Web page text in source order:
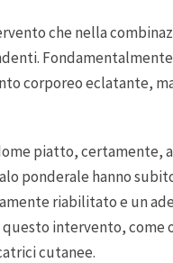
che nella
corporeo eclatante,
piatto, certamente,
ponderale hanno
riabilitato e un
intervento, come
cutanee.